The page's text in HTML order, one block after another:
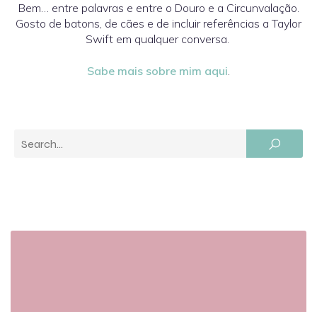
Bem… entre palavras e entre o Douro e a Circunvalação.
Gosto de batons, de cães e de incluir referências a Taylor
Swift em qualquer conversa.
Sabe mais sobre mim aqui.